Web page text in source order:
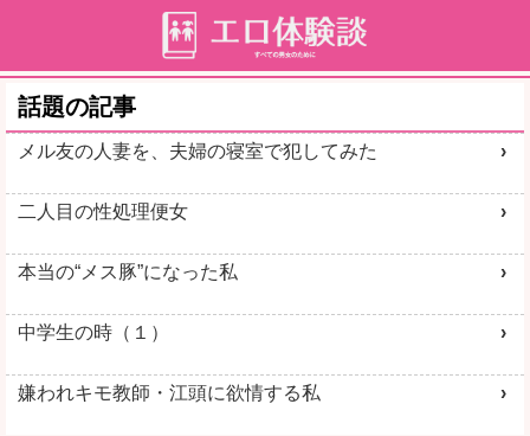
話題の記事
メル友の人妻を、夫婦の寝室で犯してみた
二人目の性処理便女
本当の“メス豚”になった私
中学生の時（１）
嫌われキモ教師・江頭に欲情する私